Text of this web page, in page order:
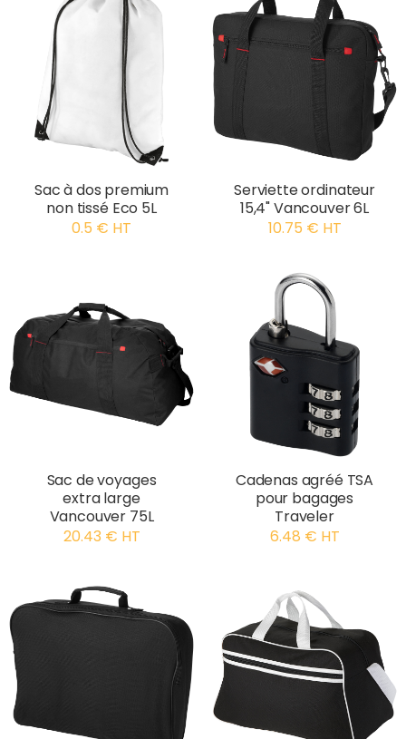
Sac à dos premium
non tissé Eco 5L
0.5 € HT
Serviette ordinateur
15,4" Vancouver 6L
10.75 € HT
Sac de voyages
extra large
Vancouver 75L
20.43 € HT
Cadenas agréé TSA
pour bagages
Traveler
6.48 € HT